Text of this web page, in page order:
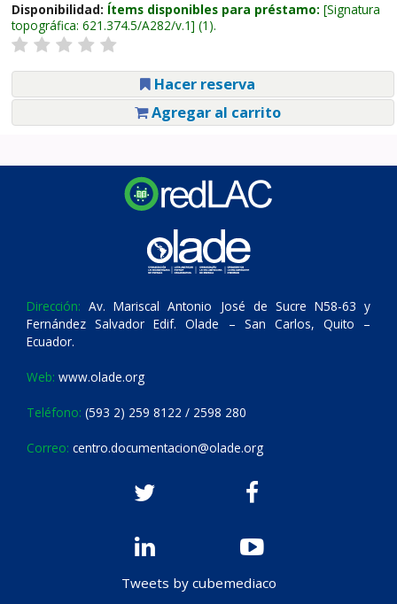
Disponibilidad: Ítems disponibles para préstamo: Signatura
topográfica: 621.374.5/A282/v.1 (1).
Hacer reserva
Agregar al carrito
Dirección: Av. Mariscal Antonio José de Sucre N58-63 y
Fernández Salvador Edif. Olade – San Carlos, Quito –
Ecuador.
Web: www.olade.org
Teléfono: (593 2) 259 8122 / 2598 280
Correo: centro.documentacion@olade.org
Tweets by cubemediaco